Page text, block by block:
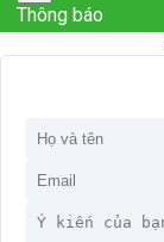
Thông báo